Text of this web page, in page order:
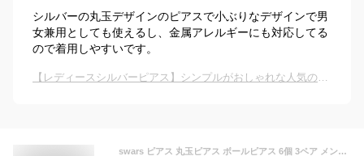
シルバーの丸玉デザインのピアスで小ぶりなデザインで男
女兼用としても使えるし、金属アレルギーにも対応してる
ので着用しやすいです。
【レディースシルバーピアス】シンプルがおしゃれな人気のピアスは？
swars ピアス 丸玉ピアス ボールピアス 6個 3ペア メンズ レディース 男女兼用 シンプル 丸玉 ボール 両耳用 金属アレルギー シルバー (silver3mm4mm5mm)